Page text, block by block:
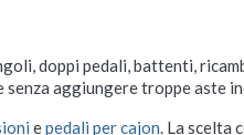
doppi pedali, battenti,
senza aggiungere troppe aste
epedali per cajon. La scelta